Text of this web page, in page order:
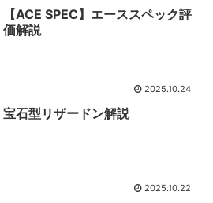
【ACE SPEC】エーススペック評
価解説
2025.10.24
宝石型リザードン解説
2025.10.22